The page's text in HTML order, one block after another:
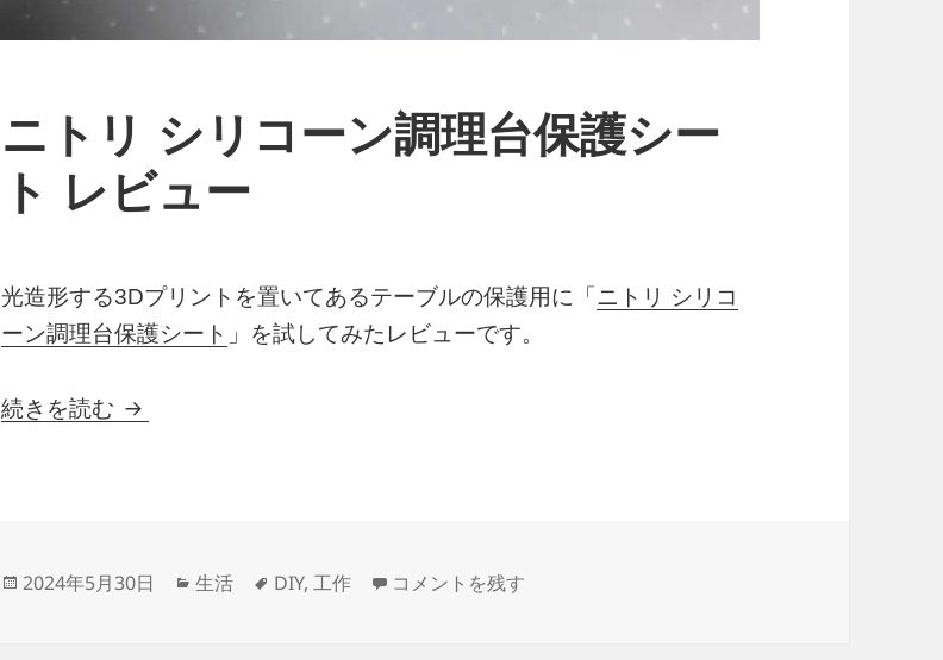
ニトリ シリコーン調理台保護シー
ト レビュー
光造形する3Dプリントを置いてあるテーブルの保護用に「 ニトリ シリコ
ーン調理台保護シート 」を試してみたレビューです。
続きを読む ニトリ シリコーン調理台保護シート レビュー
投
2024年5月30日
カ
生活
タ
DIY,工作 ニトリ シリコーン調理台保護シート レビュー に
コメントを残す